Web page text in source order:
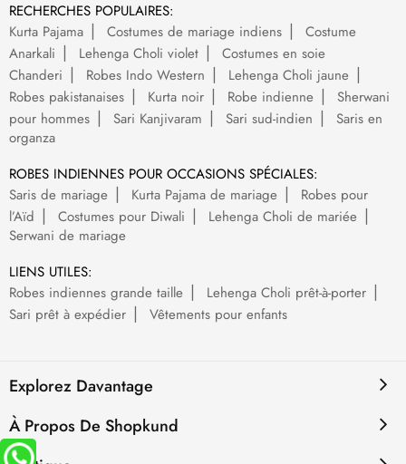
RECHERCHES POPULAIRES:
Kurta Pajama
Costumes de mariage indiens
Costume
Anarkali
Lehenga Choli violet
Costumes en soie
Chanderi
Robes Indo Western
Lehenga Choli jaune
Robes pakistanaises
Kurta noir Robe indienne
Sherwani
pour hommes
Sari Kanjivaram Sari sud-indien
Saris en
organza
ROBES INDIENNES POUR OCCASIONS SPÉCIALES:
Saris de mariage
Kurta Pajama de mariage
Robes pour
l’Aïd
Costumes pour Diwali
Lehenga Choli de mariée
Serwani de mariage
LIENS UTILES:
Robes indiennes grande taille
Lehenga Choli prêt-à-porter
Sari prêt à expédier
Vêtements pour enfants
Explorez Davantage
À Propos De Shopkund